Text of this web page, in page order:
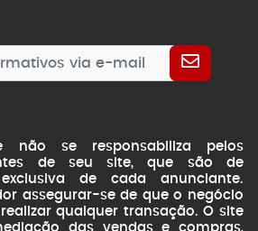
não se responsabiliza pelos
de seu site, que são de
exclusiva de cada anunciante.
assegurar-se de que o negócio
qualquer transação. O site
das vendas e compras,